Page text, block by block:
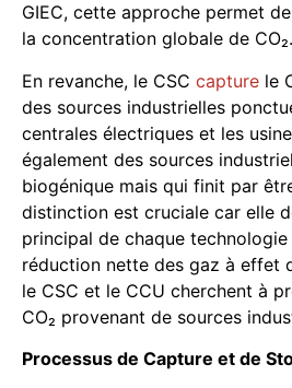
GIEC, cette approche permet
la concentration globale de CO₂.
En revanche, le CSC capture le
des sources industrielles
centrales électriques et les
également des sources
biogénique mais qui finit par
distinction est cruciale car elle
principal de chaque technologie
réduction nette des gaz à effet
le CSC et le CCU cherchent à
CO₂ provenant de sources
Processus de Capture et de